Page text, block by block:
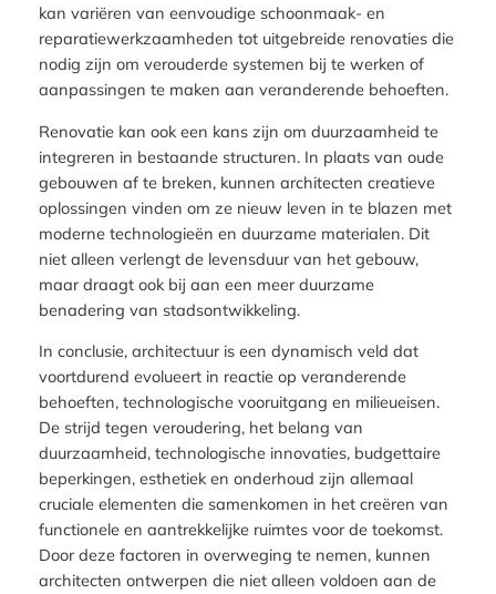
kan variëren van eenvoudige schoonmaak- en
reparatiewerkzaamheden tot uitgebreide renovaties die
nodig zijn om verouderde systemen bij te werken of
aanpassingen te maken aan veranderende behoeften.
Renovatie kan ook een kans zijn om duurzaamheid te
integreren in bestaande structuren. In plaats van oude
gebouwen af te breken, kunnen architecten creatieve
oplossingen vinden om ze nieuw leven in te blazen met
moderne technologieën en duurzame materialen. Dit
niet alleen verlengt de levensduur van het gebouw,
maar draagt ook bij aan een meer duurzame
benadering van stadsontwikkeling.
In conclusie, architectuur is een dynamisch veld dat
voortdurend evolueert in reactie op veranderende
behoeften, technologische vooruitgang en milieueisen.
De strijd tegen veroudering, het belang van
duurzaamheid, technologische innovaties, budgettaire
beperkingen, esthetiek en onderhoud zijn allemaal
cruciale elementen die samenkomen in het creëren van
functionele en aantrekkelijke ruimtes voor de toekomst.
Door deze factoren in overweging te nemen, kunnen
architecten ontwerpen die niet alleen voldoen aan de